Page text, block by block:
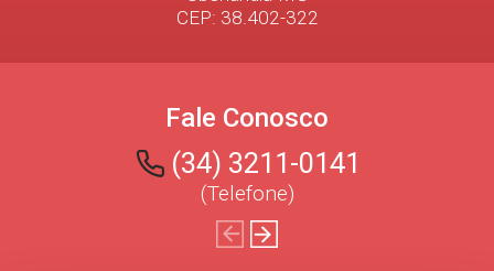
CEP: 38.402-322
Fale Conosco
(34) 3211-0141
(Telefone)